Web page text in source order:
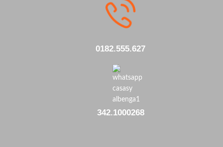
0182.555.627
342.1000268